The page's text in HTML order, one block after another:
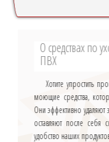
О средствах по
ПВХ
Хотите упростить
моющие средства,
Они эффективно
оставляют после
удобство наших